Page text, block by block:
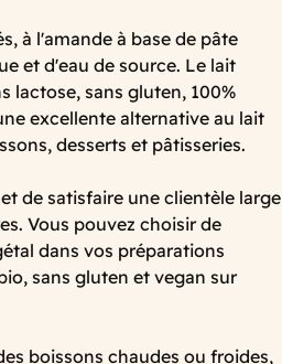
à l'amande à base de pâte
et d'eau de source. Le lait
lactose, sans gluten, 100%
excellente alternative au lait
desserts et pâtisseries.
de satisfaire une clientèle large
Vous pouvez choisir de
dans vos préparations
sans gluten et vegan sur
boissons chaudes ou froides,